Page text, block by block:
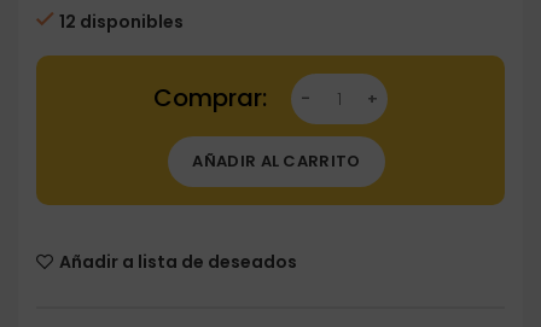
12 disponibles
Dartstore Plumas Champagne L-Style L3Pro
AÑADIR AL CARRITO
Añadir a lista de deseados